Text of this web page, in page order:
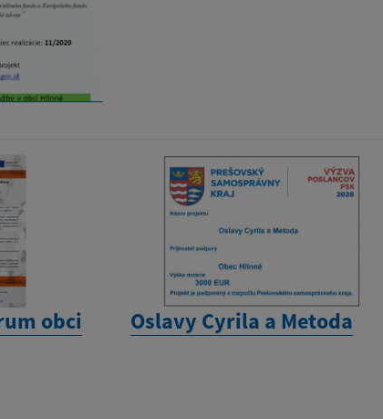
obci
Oslavy Cyrila a Metoda